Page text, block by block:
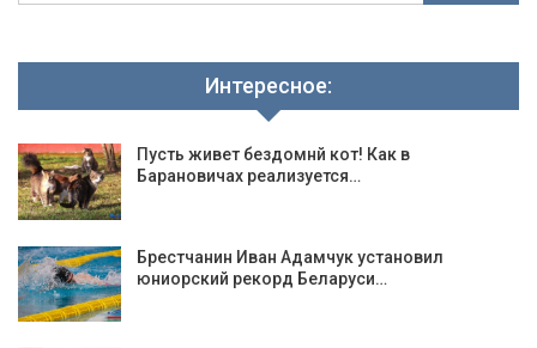
Интересное:
Пусть живет бездомнй кот! Как в
Барановичах реализуется…
Брестчанин Иван Адамчук установил
юниорский рекорд Беларуси…